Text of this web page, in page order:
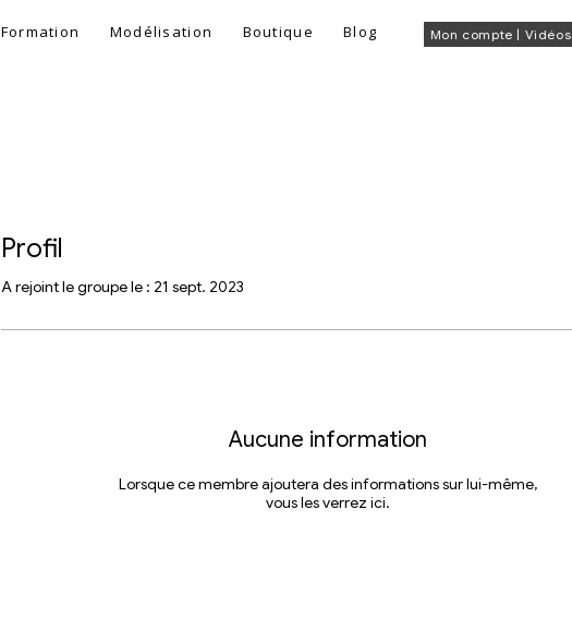
Formation Modélisation Boutique Blog Mon compte | Vidéos
Profil
A rejoint le groupe le : 21 sept. 2023
Aucune information
Lorsque ce membre ajoutera des informations sur lui-même,
vous les verrez ici.